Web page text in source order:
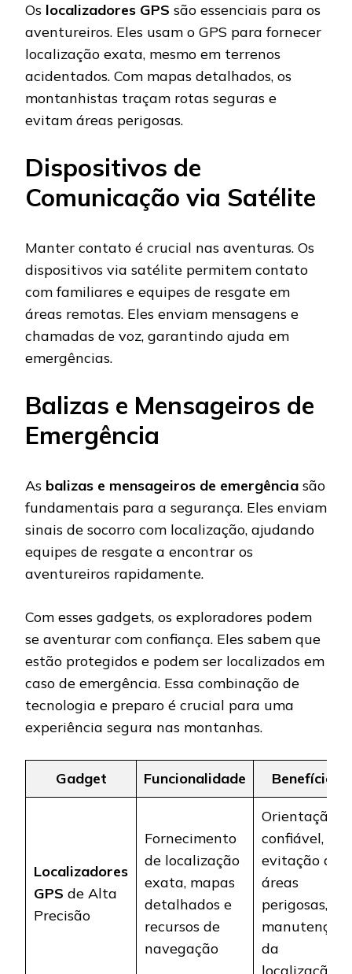
Os localizadores GPS são essenciais para os
aventureiros. Eles usam o GPS para fornecer
localização exata, mesmo em terrenos
acidentados. Com mapas detalhados, os
montanhistas traçam rotas seguras e
evitam áreas perigosas.
Dispositivos de
Comunicação via Satélite
Manter contato é crucial nas aventuras. Os
dispositivos via satélite permitem contato
com familiares e equipes de resgate em
áreas remotas. Eles enviam mensagens e
chamadas de voz, garantindo ajuda em
emergências.
Balizas e Mensageiros de
Emergência
As balizas e mensageiros de emergência são
fundamentais para a segurança. Eles enviam
sinais de socorro com localização, ajudando
equipes de resgate a encontrar os
aventureiros rapidamente.
Com esses gadgets, os exploradores podem
se aventurar com confiança. Eles sabem que
estão protegidos e podem ser localizados em
caso de emergência. Essa combinação de
tecnologia e preparo é crucial para uma
experiência segura nas montanhas.
Gadget Funcionalidade Benefícios
Localizadores
GPS de Alta
Precisão
Fornecimento
de localização
exata, mapas
detalhados e
recursos de
navegação
Orientação
confiável,
evitação de
áreas
perigosas,
manutenção
da